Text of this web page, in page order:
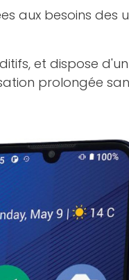
aux besoins des
et dispose
prolongée